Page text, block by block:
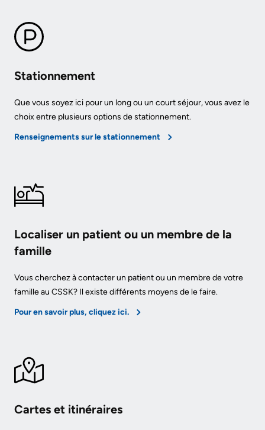
Stationnement
Que vous soyez ici pour un long ou un court séjour, vous avez le
choix entre plusieurs options de stationnement.
Renseignements sur le stationnement
Localiser un patient ou un membre de la
famille
Vous cherchez à contacter un patient ou un membre de votre
famille au CSSK? Il existe différents moyens de le faire.
Pour en savoir plus, cliquez ici.
Cartes et itinéraires